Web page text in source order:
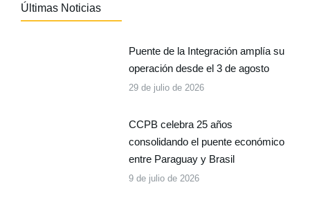
Últimas Noticias
Puente de la Integración amplía su
operación desde el 3 de agosto
29 de julio de 2026
CCPB celebra 25 años
consolidando el puente económico
entre Paraguay y Brasil
9 de julio de 2026